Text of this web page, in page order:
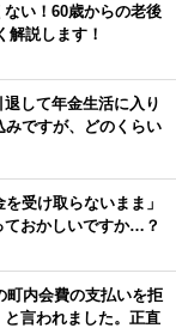
ない！60歳からの老後
解説します！
退して年金生活に入り
みですが、どのくらい
受け取らないまま」
ておかしいですか…？
町内会費の支払いを拒
言われました。正直